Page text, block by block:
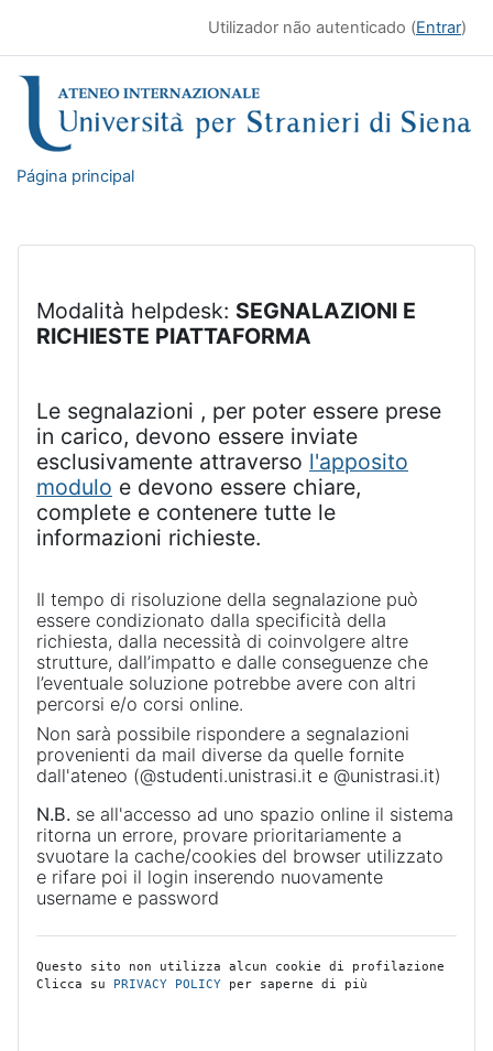
Utilizador não autenticado (Entrar)
Página principal
Modalità helpdesk: SEGNALAZIONI E
RICHIESTE PIATTAFORMA
Le segnalazioni , per poter essere prese
in carico, devono essere inviate
esclusivamente attraverso l'apposito
modulo e devono essere chiare,
complete e contenere tutte le
informazioni richieste.
Il tempo di risoluzione della segnalazione può
essere condizionato dalla specificità della
richiesta, dalla necessità di coinvolgere altre
strutture, dall’impatto e dalle conseguenze che
l’eventuale soluzione potrebbe avere con altri
percorsi e/o corsi online.
Non sarà possibile rispondere a segnalazioni
provenienti da mail diverse da quelle fornite
dall'ateneo (@studenti.unistrasi.it e @unistrasi.it)
N.B. se all'accesso ad uno spazio online il sistema
ritorna un errore, provare prioritariamente a
svuotare la cache/cookies del browser utilizzato
e rifare poi il login inserendo nuovamente
username e password
Questo sito non utilizza alcun cookie di profilazione
Clicca su PRIVACY POLICY per saperne di più